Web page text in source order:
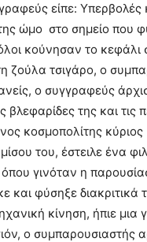
είπε:
ώμο στο σημείο που
κούνησαν το
ζούλα τσιγάρο, ο
ο συγγραφεύς
βλεφαρίδες της και
κοσμοπολίτης
του, έστειλε ένα
όπου γινόταν η
και φύσηξε
κίνηση, ήπιε
ο συμπαρουσιαστής